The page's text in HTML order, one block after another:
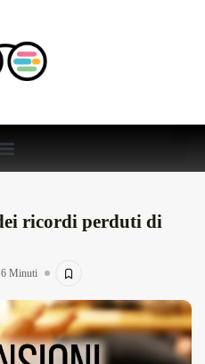
ricordi perduti di
6 Minuti